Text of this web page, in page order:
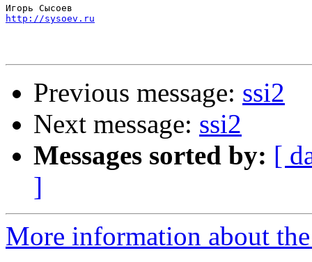
http://sysoev.ru
Previous message: ssi2
Next message: ssi2
Messages sorted by: [
]
More information about